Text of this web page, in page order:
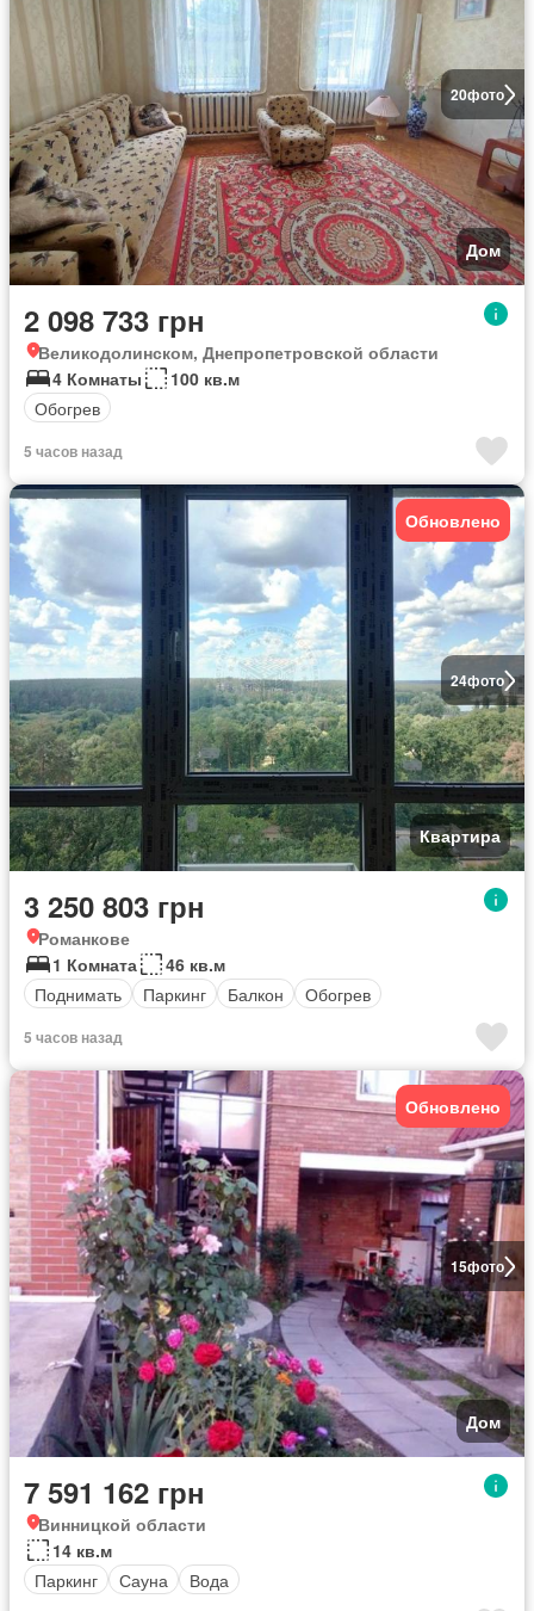
20фото
Дом
2 098 733 грн
Великодолинском, Днепропетровской области
4 Комнаты
100 кв.м
Обогрев
5 часов назад
24фото
Обновлено
Квартира
3 250 803 грн
Романкове
1 Комната
46 кв.м
Поднимать
Паркинг Балкон Обогрев
5 часов назад
15фото
Обновлено
Дом
7 591 162 грн
Винницкой области
14 кв.м
Паркинг
Сауна Вода